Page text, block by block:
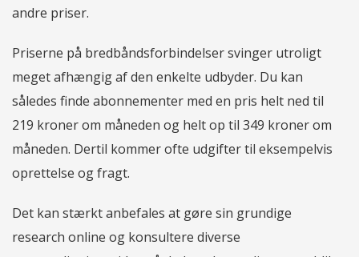
andre priser.
Priserne på bredbåndsforbindelser svinger utroligt
meget afhængig af den enkelte udbyder. Du kan
således finde abonnementer med en pris helt ned til
219 kroner om måneden og helt op til 349 kroner om
måneden. Dertil kommer ofte udgifter til eksempelvis
oprettelse og fragt.
Det kan stærkt anbefales at gøre sin grundige
research online og konsultere diverse